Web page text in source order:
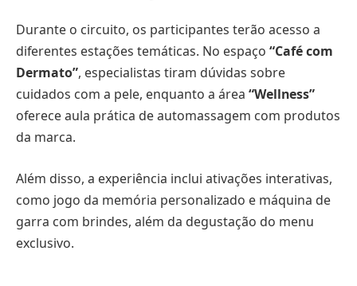
Durante o circuito, os participantes terão acesso a
diferentes estações temáticas. No espaço “Café com
Dermato”, especialistas tiram dúvidas sobre
cuidados com a pele, enquanto a área “Wellness”
oferece aula prática de automassagem com produtos
da marca.
Além disso, a experiência inclui ativações interativas,
como jogo da memória personalizado e máquina de
garra com brindes, além da degustação do menu
exclusivo.